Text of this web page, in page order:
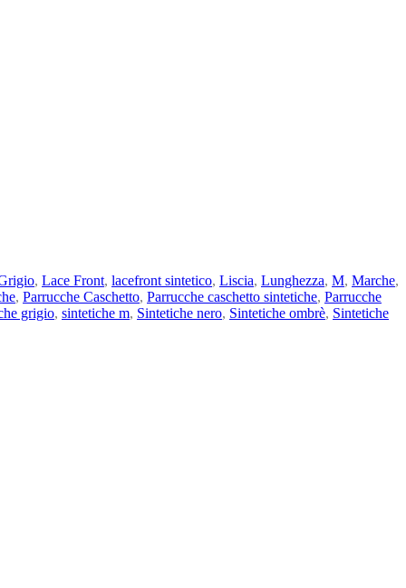
, Lace Front, lacefront sintetico, Liscia, Lunghezza, M, Marche,
, Parrucche Caschetto, Parrucche caschetto sintetiche, Parrucche
grigio, sintetiche m, Sintetiche nero, Sintetiche ombrè, Sintetiche